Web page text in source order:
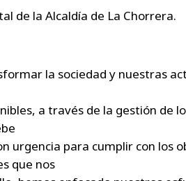
de la Alcaldía de La Chorrera.
la sociedad y nuestras
a través de la gestión de
urgencia para cumplir con los
que nos